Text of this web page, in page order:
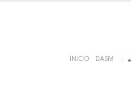
INICIO DASM